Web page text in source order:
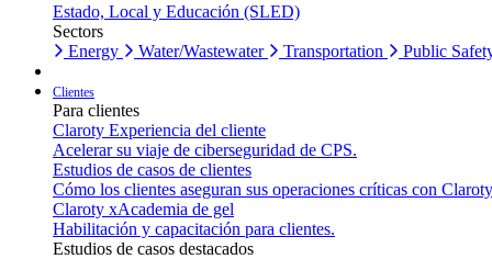
Estado, Local y Educación (SLED)
Sectors
Energy
Water/Wastewater Transportation Public
Clientes
Para clientes
Claroty Experiencia del cliente
Acelerar su viaje de ciberseguridad de CPS.
Estudios de casos de clientes
Cómo los clientes aseguran sus operaciones críticas con
Claroty xAcademia de gel
Habilitación y capacitación para clientes.
Estudios de casos destacados